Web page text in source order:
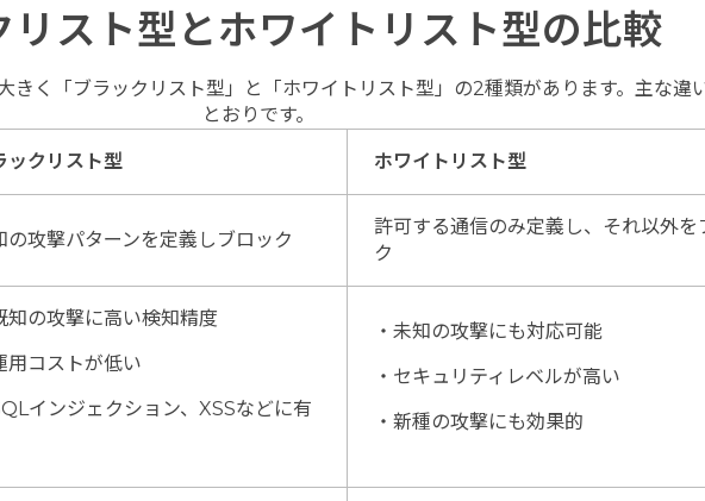
リスト型とホワイトリスト型の比較
きく「ブラックリスト型」と「ホワイトリスト型」の2種類があります。主な違
とおりです。
ックリスト型 ホワイトリスト型
の攻撃パターンを定義しブロック
許可する通信のみ定義し、それ以外を
ク
知の攻撃に高い検知精度
用コストが低い
インジェクション、XSSなどに有
・未知の攻撃にも対応可能
・セキュリティレベルが高い
・新種の攻撃にも効果的